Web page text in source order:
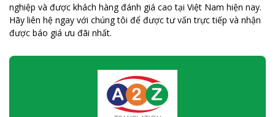
nghiệp và được khách hàng đánh giá cao tại Việt Nam hiện nay.
Hãy liên hệ ngay với chúng tôi để được tư vấn trực tiếp và nhận
được báo giá ưu đãi nhất.